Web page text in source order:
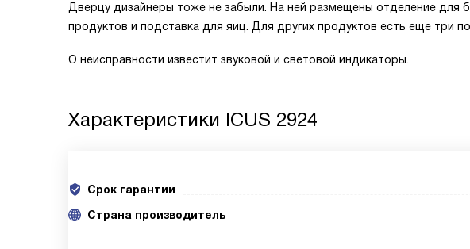
Дверцу дизайнеры тоже не забыли. На ней размещены отделение для
продуктов и подставка для яиц. Для других продуктов есть еще три
О неисправности известит звуковой и световой индикаторы.
Характеристики ICUS 2924
Срок гарантии
Cтрана производитель